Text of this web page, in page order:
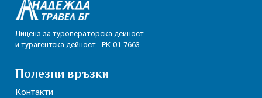
Лиценз за туроператорска дейност
и турагентска дейност - РК-01-7663
Полезни връзки
Контакти